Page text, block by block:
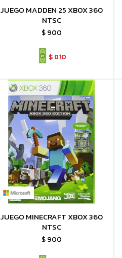
JUEGO MADDEN 25 XBOX 360
NTSC
$ 900
$810
JUEGO MINECRAFT XBOX 360
NTSC
$ 900